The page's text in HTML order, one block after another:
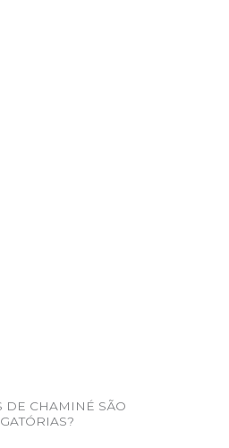
DE CHAMINÉ SÃO